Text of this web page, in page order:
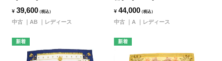
¥ 39,600（税込）
中古 AB レディース
¥ 44,000（税込）
中古 A レディース
新着 新着